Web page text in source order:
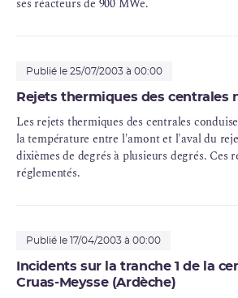
ses réacteurs de 900 MWe.
Publié le 25/07/2003 à 00:00
Rejets thermiques des centrales
Les rejets thermiques des centrales
la température entre l'amont et l'aval du
dixièmes de degrés à plusieurs degrés. Ces
réglementés.
Publié le 17/04/2003 à 00:00
Incidents sur la tranche 1 de la
Cruas-Meysse (Ardèche)